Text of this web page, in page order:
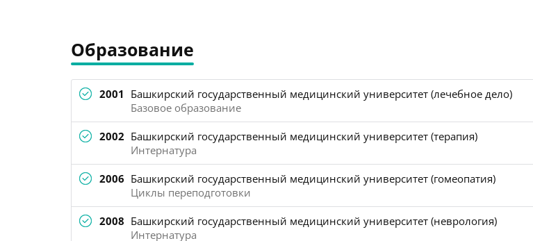
Образование
2001 Башкирский государственный медицинский университет (лечебное дело)
Базовое образование
2002 Башкирский государственный медицинский университет (терапия)
Интернатура
2006 Башкирский государственный медицинский университет (гомеопатия)
Циклы переподготовки
2008 Башкирский государственный медицинский университет (неврология)
Интернатура